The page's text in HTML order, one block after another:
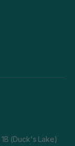
(Duck's Lake)